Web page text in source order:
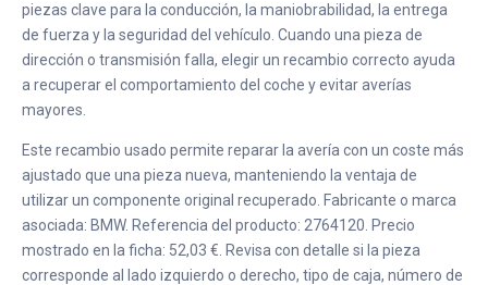
piezas clave para la conducción, la maniobrabilidad, la entrega
de fuerza y la seguridad del vehículo. Cuando una pieza de
dirección o transmisión falla, elegir un recambio correcto ayuda
a recuperar el comportamiento del coche y evitar averías
mayores.
Este recambio usado permite reparar la avería con un coste más
ajustado que una pieza nueva, manteniendo la ventaja de
utilizar un componente original recuperado. Fabricante o marca
asociada: BMW. Referencia del producto: 2764120. Precio
mostrado en la ficha: 52,03 €. Revisa con detalle si la pieza
corresponde al lado izquierdo o derecho, tipo de caja, número de